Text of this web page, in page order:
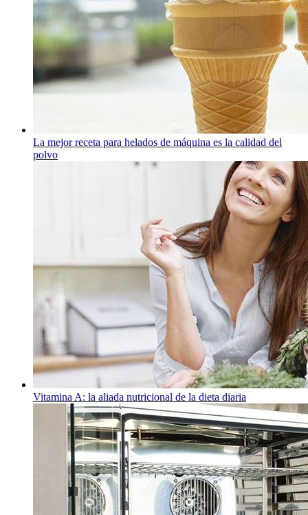
La mejor receta para helados de máquina es la calidad del
polvo
Vitamina A: la aliada nutricional de la dieta diaria